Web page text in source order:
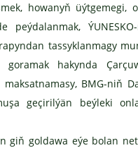
howanyň üýtgemegi,
ÝUNESKO-
tassyklanmagy
hakynda
BMG-niň
geçirilýän beýleki
giň goldawa eýe bolan